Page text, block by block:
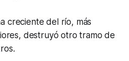
creciente del río, más
destruyó otro tramo de